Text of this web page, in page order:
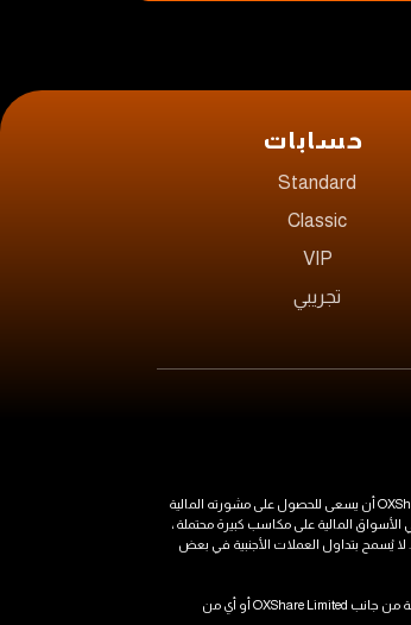
حسابات
Standard
Classic
VIP
تجريبي
بيان المخاطر: قد يعني الاستثمار في المشتقات أن المستثمرين قد يخسرون مبلغًا أكبر من استثمارهم الأصلي. يجب على أي شخص يرغب في الاستثمار في أي من المنتجات المذكورة في OXShare.com أن يسعى للحصول على مشورته المالية
المالية على مكاسب كبيرة محتملة ،
يُسمح بتداول العملات الأجنبية في بعض
ننصحك بشدة بالحصول على مشورة مالية وقانونية وضريبية مستقلة قبل الشروع في أي تداول للعملة أو المعادن الفورية. لا يجب قراءة أي شيء في هذا الموقع أو تفسيره على أنه يشكل نصيحة من جانب OXShare Limited أو أي من